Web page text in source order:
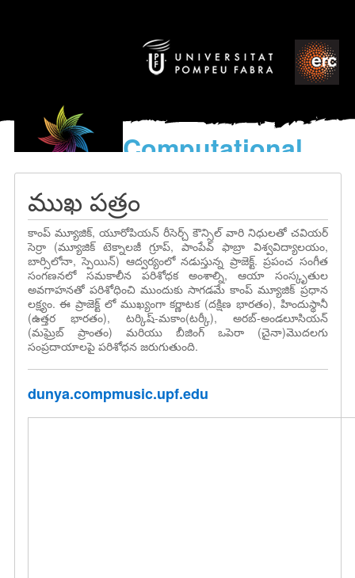
Computational
models
ముఖ పత్రం
కాంప్ మ్యూజిక్, యూరోపియన్ రీసెర్చ్ కౌన్సిల్ వారి నిధులతో చవియర్
సెర్రా (మ్యూజిక్ టెక్నాలజీ గ్రూప్, పాంపేవ్ ఫాబ్రా విశ్వవిద్యాలయం,
బార్సిలోనా, స్పెయిన్) ఆద్వర్యంలో నడుస్తున్న ప్రాజెక్ట్. ప్రపంచ సంగీత
సంగణనలో సమకాలీన పరిశోధక అంశాల్ని, ఆయా సంస్కృతుల
అవగాహనతో పరిశోధించి ముందుకు సాగడమే కాంప్ మ్యూజిక్ ప్రధాన
లక్ష్యం. ఈ ప్రాజెక్ట్ లో ముఖ్యంగా కర్ణాటక (దక్షిణ భారతం), హిందుస్థానీ
(ఉత్తర భారతం), టర్కిష్-మకాం(టర్కీ), అరబ్-అండలూసియన్
(మఘ్రెబ్ ప్రాంతం) మరియు బీజింగ్ ఒపెరా (చైనా)మొదలగు
సంప్రదాయాలపై పరిశోధన జరుగుతుంది.
dunya.compmusic.upf.edu